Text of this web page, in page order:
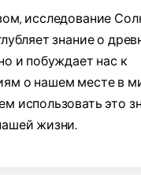
исследование
знание о
и побуждает нас к
о нашем месте в
использовать это
жизни.